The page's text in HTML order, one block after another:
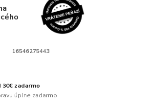
16546275443
30€ zadarmo
úplne zadarmo